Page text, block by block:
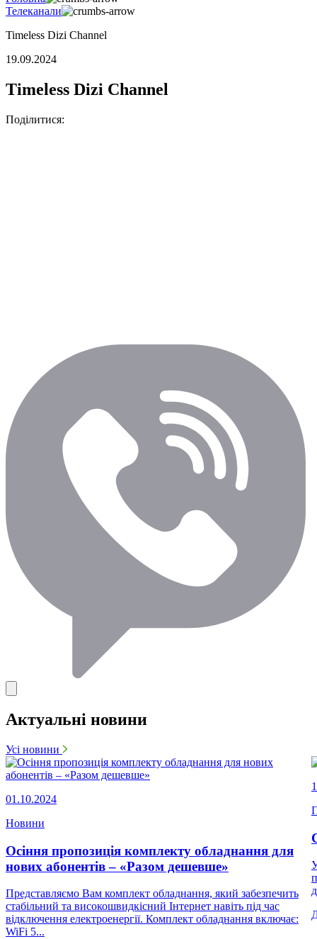
Телеканали
Timeless Dizi Channel
19.09.2024
Timeless Dizi Channel
Поділитися:
Актуальні новини
Усі новини
01.10.2024
Новини
Осіння пропозиція комплекту обладнання для
нових абонентів – «Разом дешевше»
Представляємо Вам комплект обладнання, який забезпечить
стабільний та високошвидкісний Інтернет навіть під час
відключення електроенергії. Комплект обладнання включає:
WiFi 5...